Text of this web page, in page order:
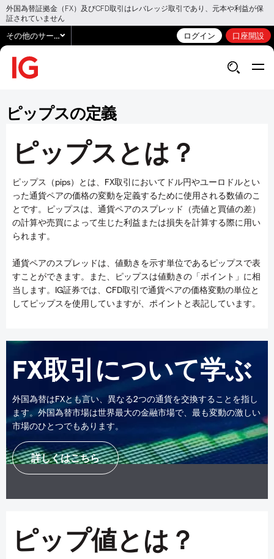
外国為替証拠金（FX）及びCFD取引はレバレッジ取引であり、元本や利益が保
証されていません
その他のサービス ログイン 口座開設
ピップスの定義
ピップスとは？
ピップス（pips）とは、FX取引においてドル円やユーロドルとい
った通貨ペアの価格の変動を定義するために使用される数値のこ
とです。ピップスは、通貨ペアのスプレッド（売値と買値の差）
の計算や売買によって生じた利益または損失を計算する際に用い
られます。
通貨ペアのスプレッドは、値動きを示す単位であるピップスで表
すことができます。また、ピップスは値動きの「ポイント」に相
当します。IG証券では、CFD取引で通貨ペアの価格変動の単位と
してピップスを使用していますが、ポイントと表記しています。
FX取引について学ぶ
外国為替はFXとも言い、異なる2つの通貨を交換することを指し
ます。外国為替市場は世界最大の金融市場で、最も変動の激しい
市場のひとつでもあります。
詳しくはこちら
ピップ値とは？